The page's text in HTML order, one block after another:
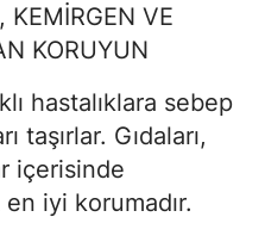
KEMİRGEN VE
KORUYUN
hastalıklara sebep
taşırlar. Gıdaları,
içerisinde
iyi korumadır.